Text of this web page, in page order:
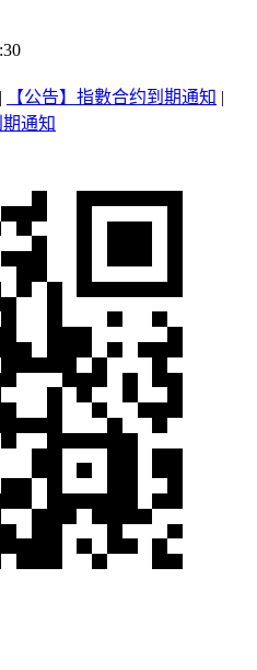
| 【公告】指數合约到期通知 |
通知